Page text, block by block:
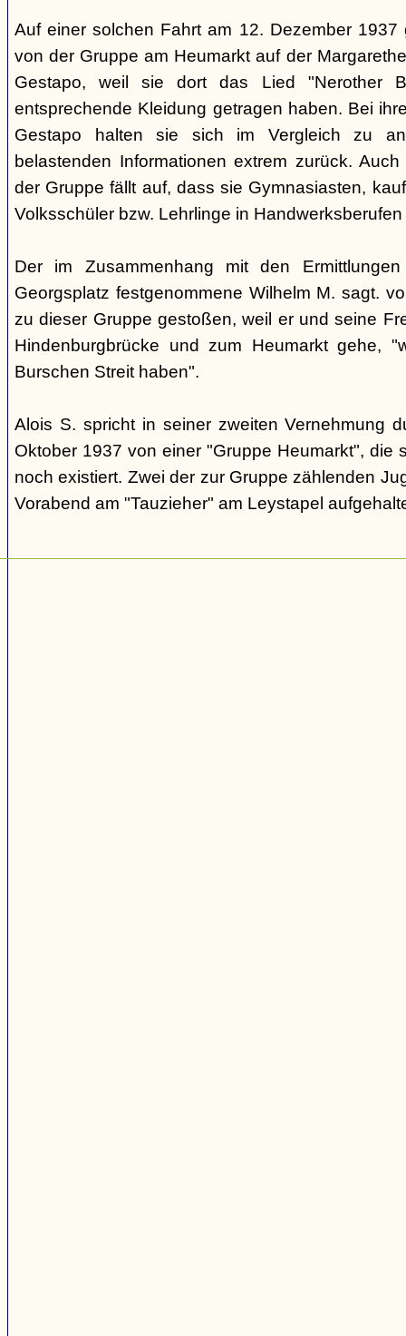
Auf einer solchen Fahrt am 12. Dezember 1937
von der Gruppe am Heumarkt auf der
Gestapo, weil sie dort das Lied "Nerother
entsprechende Kleidung getragen haben. Bei
Gestapo halten sie sich im Vergleich zu
belastenden Informationen extrem zurück.
der Gruppe fällt auf, dass sie Gymnasiasten,
Volksschüler bzw. Lehrlinge in
Der im Zusammenhang mit den
Georgsplatz festgenommene Wilhelm M. sagt.
zu dieser Gruppe gestoßen, weil er und seine
Hindenburgbrücke und zum Heumarkt gehe,
Burschen Streit haben".
Alois S. spricht in seiner zweiten Vernehmung
Oktober 1937 von einer "Gruppe Heumarkt", die
noch existiert. Zwei der zur Gruppe zählenden
Vorabend am "Tauzieher" am Leystapel